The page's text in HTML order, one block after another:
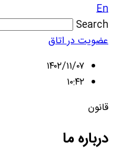
En
Search
عضویت در اتاق
۱۴۰۲/۱۱/۰۷
۱۰:۴۲
قانون
درباره ما